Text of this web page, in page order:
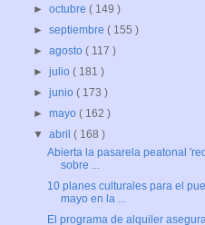
►octubre( 149 )
►septiembre( 155 )
►agosto( 117 )
►julio( 181 )
►junio( 173 )
►mayo( 162 )
▼abril( 168 )
Abierta la pasarela peatonal
sobre ...
10 planes culturales para el
mayo en la ...
El programa de alquiler